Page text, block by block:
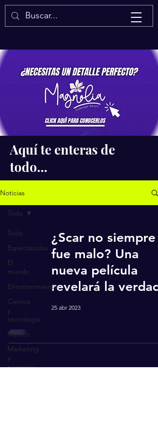
Isaac Quintal
Aquí te enteras de
todo...
Noticias
Todo
Espectáculos
El
mundo
Entretenimiento
Ciencia
y
tecnología
México
Marketing
y
negocios
Todo
¿Scar no siempre
fue malo? Una
nueva película
revelará la verdad.
25 abr 2023